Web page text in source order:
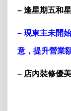
– 逢星期五和
– 現東主未開
意，提升營業
– 店內裝修優